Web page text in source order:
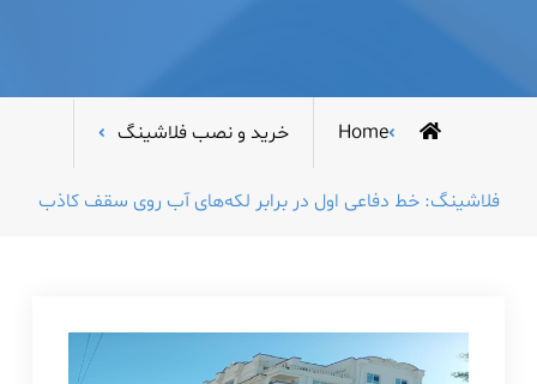
Home خرید و نصب فلاشینگ
فلاشینگ: خط دفاعی اول در برابر لکه‌های آب روی سقف کاذب